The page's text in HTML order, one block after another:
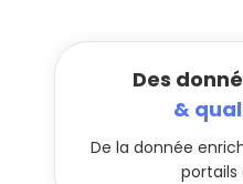
Des
&
De la donnée
portails